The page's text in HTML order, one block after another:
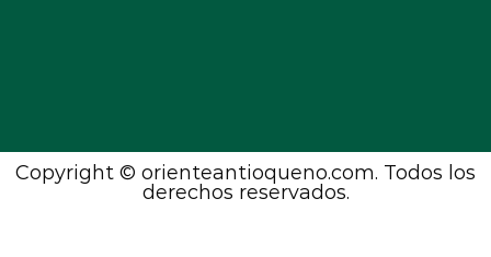
Copyright © orienteantioqueno.com. Todos los
derechos reservados.